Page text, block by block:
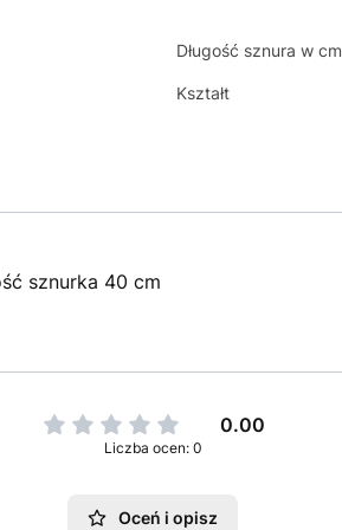
Długość sznura w cm
Kształt
sznurka 40 cm
0.00
Liczba ocen: 0
Oceń i opisz